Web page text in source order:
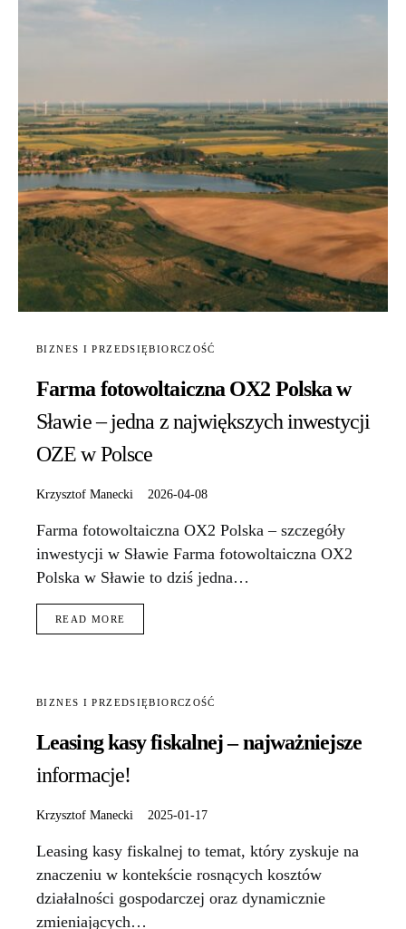
BIZNES I PRZEDSIĘBIORCZOŚĆ
Farma fotowoltaiczna OX2 Polska w
Sławie – jedna z największych inwestycji
OZE w Polsce
Krzysztof Manecki 2026-04-08
Farma fotowoltaiczna OX2 Polska – szczegóły
inwestycji w Sławie Farma fotowoltaiczna OX2
Polska w Sławie to dziś jedna…
READ MORE
BIZNES I PRZEDSIĘBIORCZOŚĆ
Leasing kasy fiskalnej – najważniejsze
informacje!
Krzysztof Manecki 2025-01-17
Leasing kasy fiskalnej to temat, który zyskuje na
znaczeniu w kontekście rosnących kosztów
działalności gospodarczej oraz dynamicznie
zmieniających…